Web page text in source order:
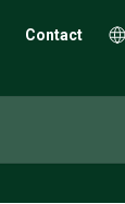
Contact